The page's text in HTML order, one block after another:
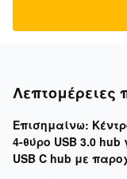
Λεπτομέρειες
Επισημαίνω:
4-θύρο USB 3.0 hub
USB C hub με